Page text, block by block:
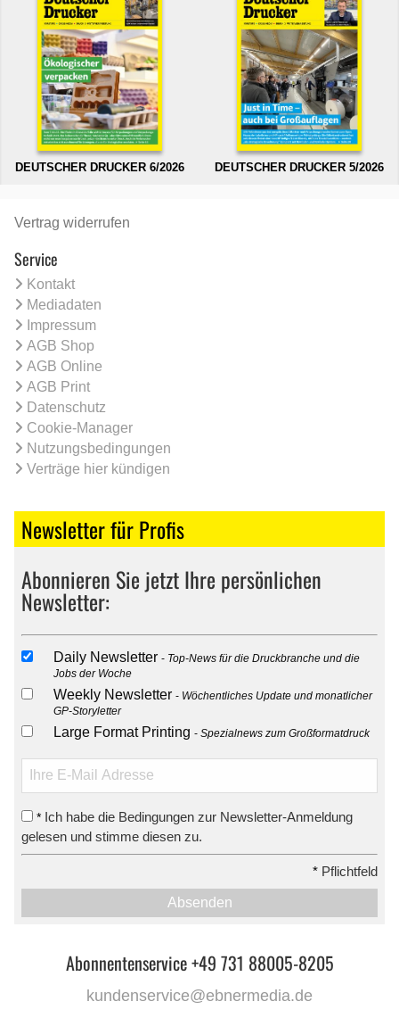
DEUTSCHER DRUCKER 6/2026 DEUTSCHER DRUCKER 5/2026
Vertrag widerrufen
Service
Kontakt
Mediadaten
Impressum
AGB Shop
AGB Online
AGB Print
Datenschutz
Cookie-Manager
Nutzungsbedingungen
Verträge hier kündigen
Newsletter für Profis
Abonnieren Sie jetzt Ihre persönlichen
Newsletter:
Daily Newsletter
Top-News für die Druckbranche und die
Jobs der Woche
Weekly Newsletter
Wöchentliches Update und monatlicher
GP-Storyletter
Large Format Printing Spezialnews zum Großformatdruck
* Ich habe die Bedingungen zur Newsletter-Anmeldung
gelesen und stimme diesen zu.
* Pflichtfeld
Absenden
Abonnentenservice +49 731 88005-8205
kundenservice@ebnermedia.de